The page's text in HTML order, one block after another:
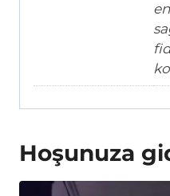
Hoşunuza